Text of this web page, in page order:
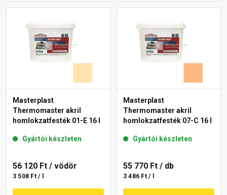
Masterplast
Thermomaster akril
homlokzatfesték 01-E 16 l
Gyártói készleten
56 120 Ft / vödör
3 508 Ft / l
Masterplast
Thermomaster akril
homlokzatfesték 07-C 16 l
Gyártói készleten
55 770 Ft / db
3 486 Ft / l